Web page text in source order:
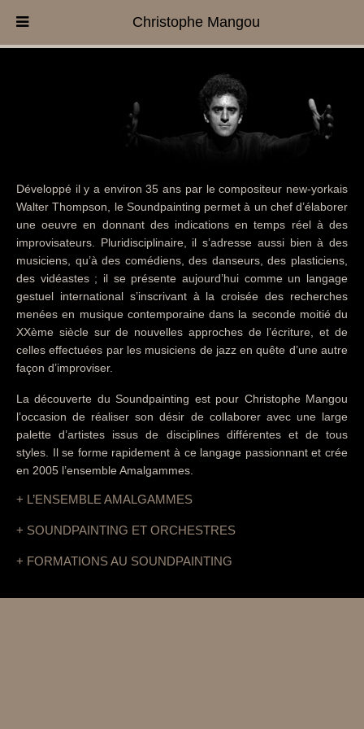
Développé il y a environ 35 ans par le compositeur new-yorkais
Walter Thompson, le Soundpainting permet à un chef d’élaborer
une oeuvre en donnant des indications en temps réel à des
improvisateurs. Pluridisciplinaire, il s’adresse aussi bien à des
musiciens, qu’à des comédiens, des danseurs, des plasticiens,
des vidéastes ; il se présente aujourd’hui comme un langage
gestuel international s’inscrivant à la croisée des recherches
menées en musique contemporaine dans la seconde moitié du
XXème siècle sur de nouvelles approches de l’écriture, et de
celles effectuées par les musiciens de jazz en quête d’une autre
façon d’improviser.
La découverte du Soundpainting est pour Christophe Mangou
l’occasion de réaliser son désir de collaborer avec une large
palette d’artistes issus de disciplines différentes et de tous
styles. Il se forme rapidement à ce langage passionnant et crée
en 2005 l’ensemble Amalgammes.
L’ENSEMBLE AMALGAMMES
SOUNDPAINTING ET ORCHESTRES
FORMATIONS AU SOUNDPAINTING
Christophe Mangou